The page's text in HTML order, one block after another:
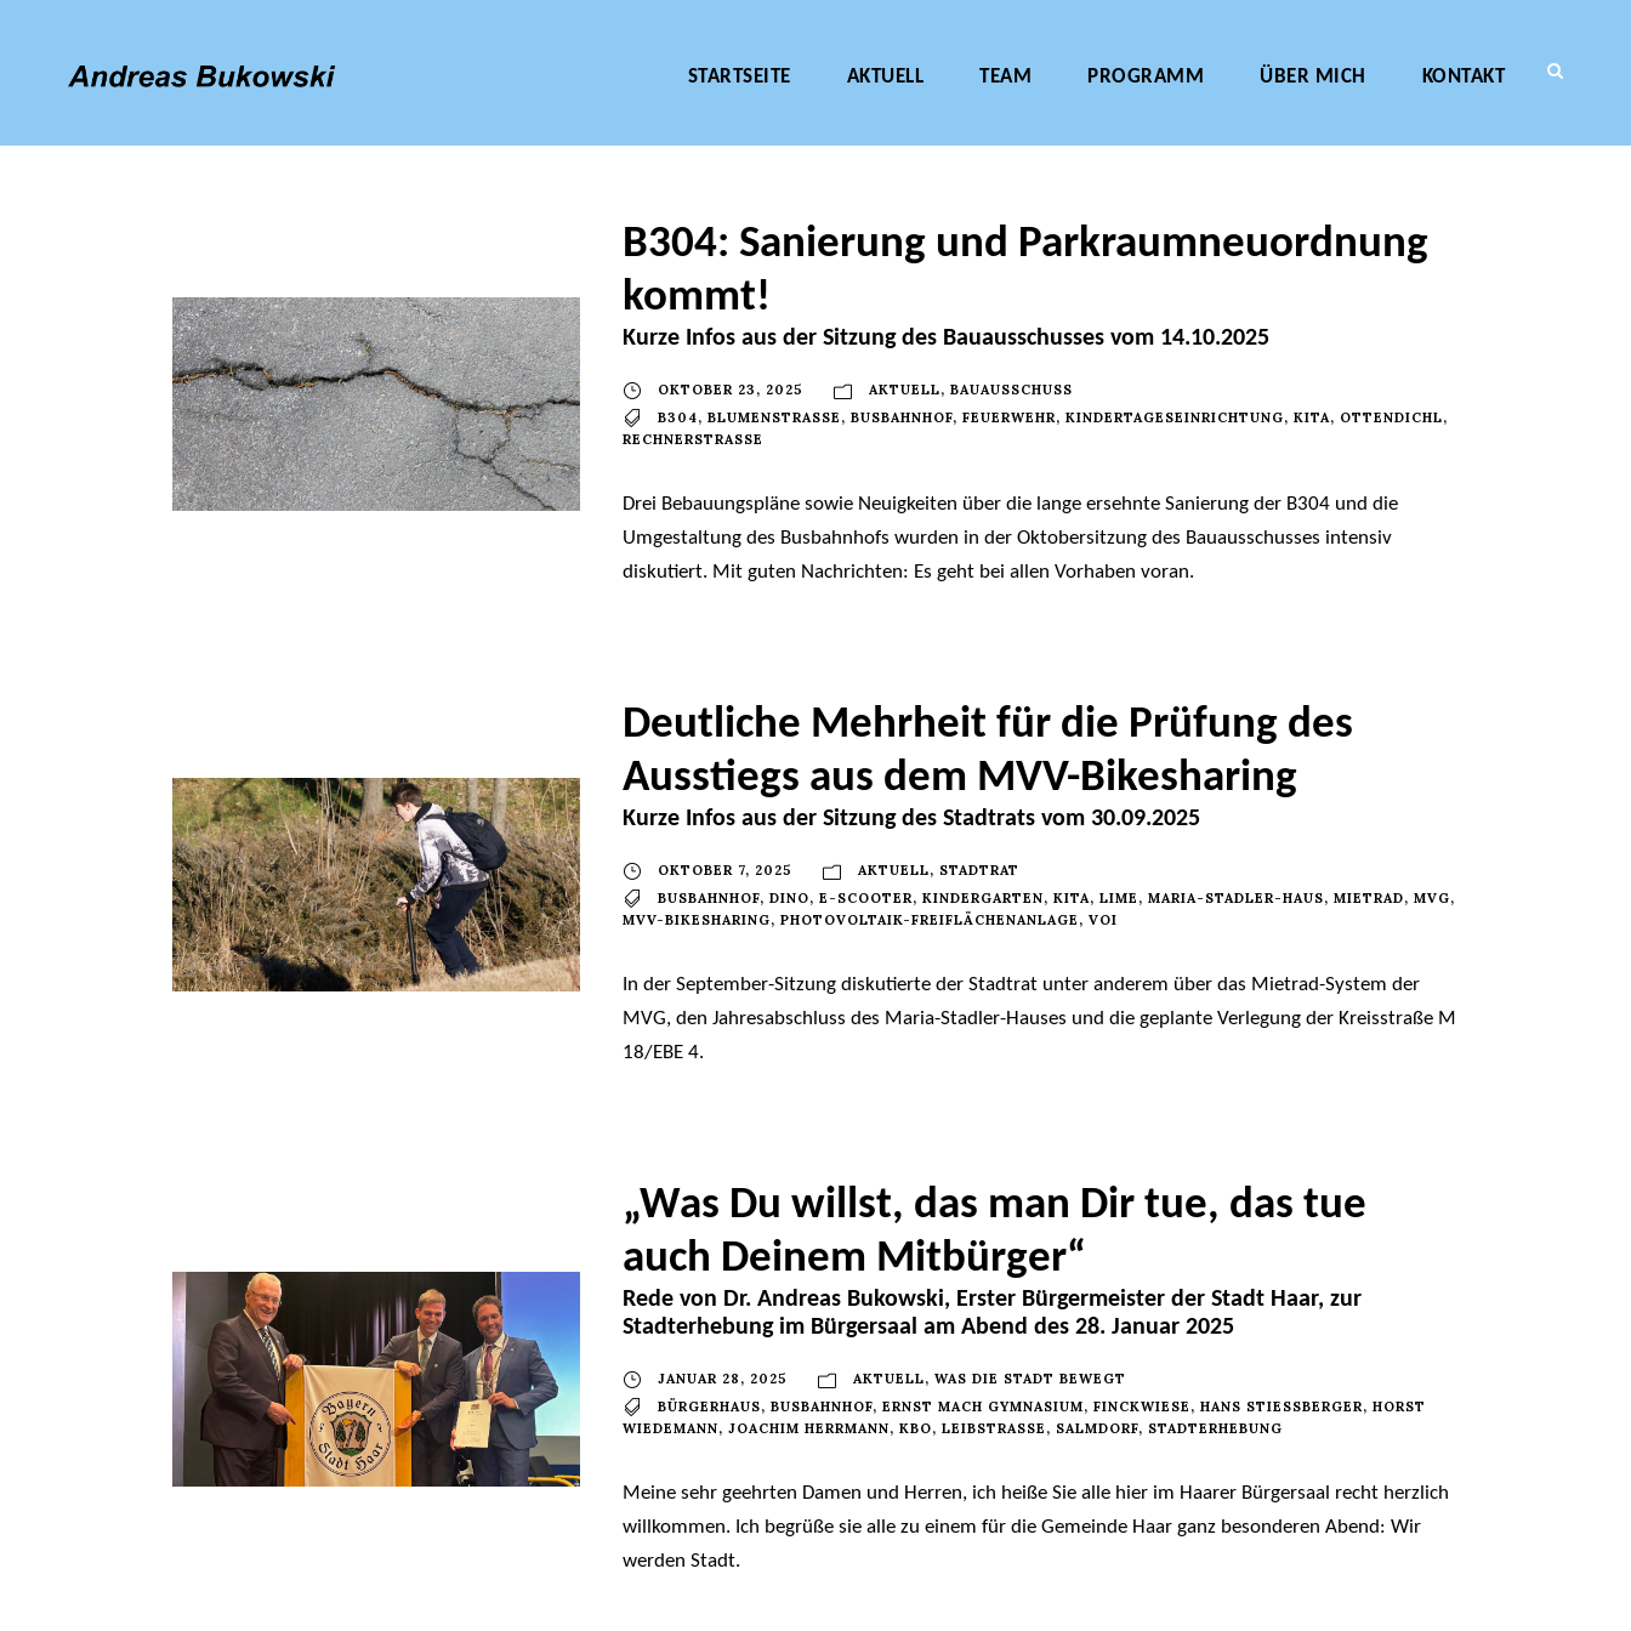
STARTSEITE AKTUELL TEAM PROGRAMM ÜBER MICH KONTAKT
B304: Sanierung und Parkraumneuordnung
kommt!
Kurze Infos aus der Sitzung des Bauausschusses vom 14.10.2025
OKTOBER 23, 2025 AKTUELL, BAUAUSSCHUSS
B304, BLUMENSTRASSE , BUSBAHNHOF, FEUERWEHR, KINDERTAGESEINRICHTUNG, KITA, OTTENDICHL,
RECHNERSTRASSE
Drei Bebauungspläne sowie Neuigkeiten über die lange ersehnte Sanierung der B304 und die
Umgestaltung des Busbahnhofs wurden in der Oktobersitzung des Bauausschusses intensiv
diskutiert. Mit guten Nachrichten: Es geht bei allen Vorhaben voran.
Deutliche Mehrheit für die Prüfung des
Ausstiegs aus dem MVV-Bikesharing
Kurze Infos aus der Sitzung des Stadtrats vom 30.09.2025
OKTOBER 7, 2025 AKTUELL, STADTRAT
BUSBAHNHOF, DINO, E-SCOOTER, KINDERGARTEN, KITA, LIME , MARIA-STADLER-HAUS, MIETRAD, MVG,
MVV-BIKESHARING, PHOTOVOLTAIK-FREIFLÄCHENANLAGE , VOI
In der September-Sitzung diskutierte der Stadtrat unter anderem über das Mietrad-System der
MVG, den Jahresabschluss des Maria-Stadler-Hauses und die geplante Verlegung der Kreisstraße M
18/EBE 4.
„Was Du willst, das man Dir tue, das tue
auch Deinem Mitbürger“
Rede von Dr. Andreas Bukowski, Erster Bürgermeister der Stadt Haar, zur
Stadterhebung im Bürgersaal am Abend des 28. Januar 2025
JANUAR 28, 2025 AKTUELL, WAS DIE STADT BEWEGT
BÜRGERHAUS, BUSBAHNHOF, ERNST MACH GYMNASIUM, FINCKWIESE , HANS STIESSBERGER , HORST
WIEDEMANN, JOACHIM HERRMANN, KBO, LEIBSTRASSE , SALMDORF, STADTERHEBUNG
Meine sehr geehrten Damen und Herren, ich heiße Sie alle hier im Haarer Bürgersaal recht herzlich
willkommen. Ich begrüße sie alle zu einem für die Gemeinde Haar ganz besonderen Abend: Wir
werden Stadt.